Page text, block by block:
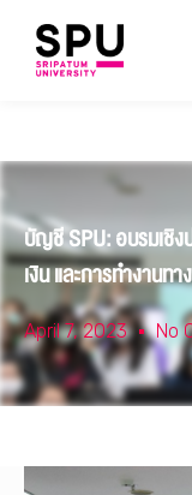
บัญชี SPU: อบรมเชิง
เงิน และการทำงานท
April 7, 2023 No